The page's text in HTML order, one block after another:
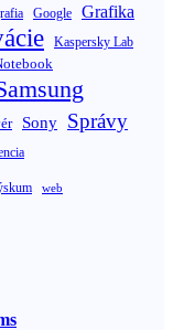
Google Grafika
Kaspersky Lab
Sony Správy
web